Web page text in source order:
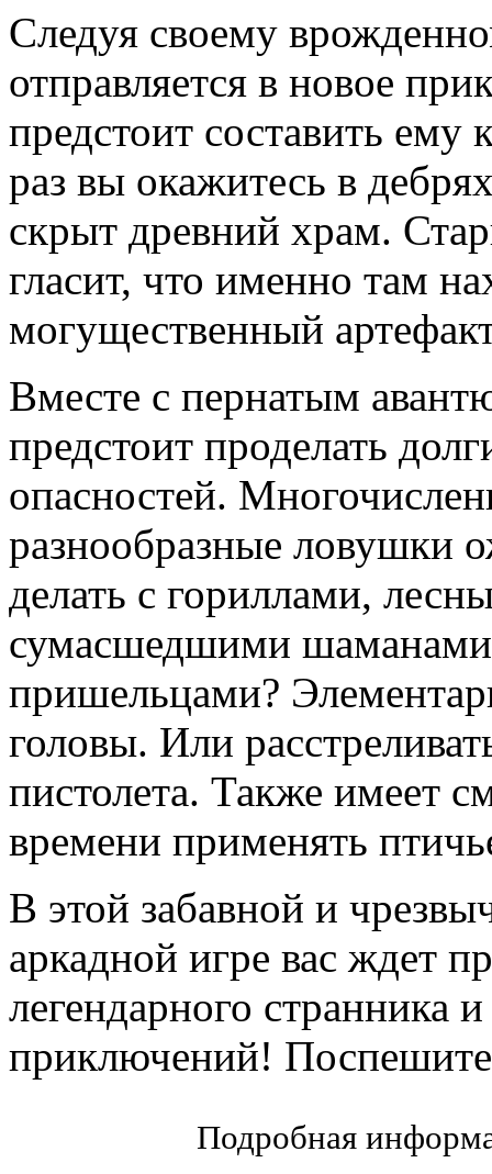
Следуя своему
отправляется в новое
предстоит составить
раз вы окажитесь в
скрыт древний храм.
гласит, что именно там
могущественный
Вместе с пернатым
предстоит проделать
опасностей.
разнообразные ловушки
делать с гориллами,
сумасшедшими
пришельцами?
головы. Или
пистолета. Также имеет
времени применять
В этой забавной и
аркадной игре вас ждет
легендарного странника
приключений!
Подробная